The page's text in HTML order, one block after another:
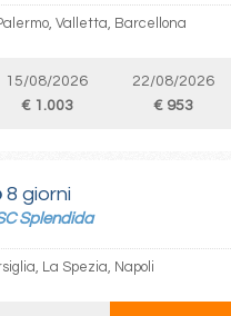
Valletta, Barcellona
15/08/2026
€ 1.003
22/08/2026
€ 953
8 giorni
Splendida
La Spezia, Napoli